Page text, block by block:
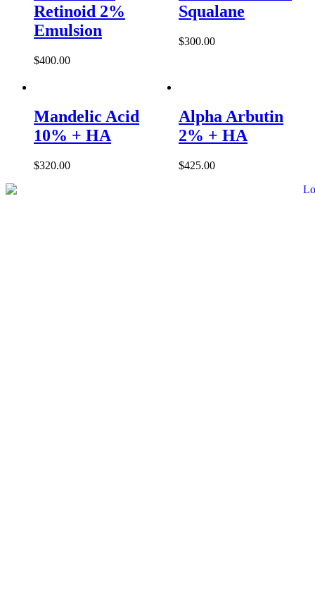
Retinoid 2%
Emulsion
$400.00
Squalane
$300.00
Mandelic Acid
10% + HA
$320.00
Alpha Arbutin
2% + HA
$425.00